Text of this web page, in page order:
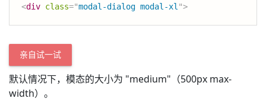
<div class="modal-dialog modal-xl ">
亲自试一试
默认情况下，模态的大小为 "medium"（500px max-
width）。